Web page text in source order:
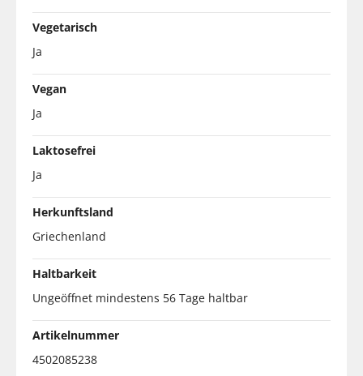
Vegetarisch
Ja
Vegan
Ja
Laktosefrei
Ja
Herkunftsland
Griechenland
Haltbarkeit
Ungeöffnet mindestens 56 Tage haltbar
Artikelnummer
4502085238